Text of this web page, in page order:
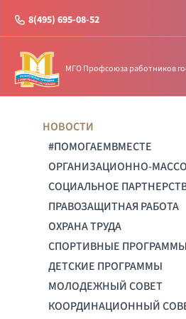
8(495) 695-08-52
МГО Профсоюза работников
НОВОСТИ
#ПОМОГАЕМВМЕСТЕ
ОРГАНИЗАЦИОННО-
СОЦИАЛЬНОЕ
ПРАВОЗАЩИТНАЯ РАБОТА
ОХРАНА ТРУДА
СПОРТИВНЫЕ ПРОГРАММЫ
ДЕТСКИЕ ПРОГРАММЫ
МОЛОДЕЖНЫЙ СОВЕТ
КООРДИНАЦИОННЫЙ